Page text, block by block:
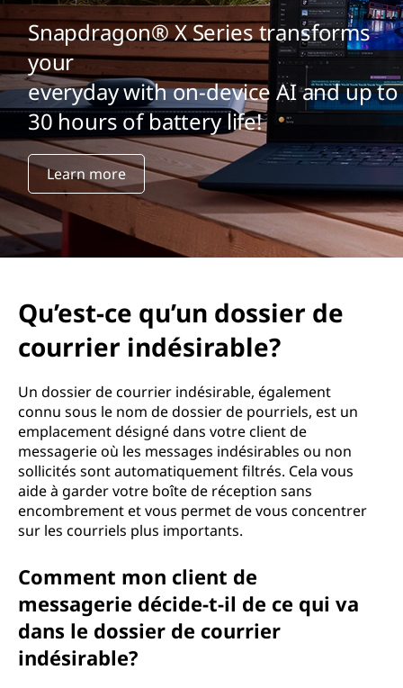
Snapdragon® X Series transforms
your
everyday with on-device AI and up to
30 hours of battery life!
Learn more
Qu’est-ce qu’un dossier de
courrier indésirable?
Un dossier de courrier indésirable, également
connu sous le nom de dossier de pourriels, est un
emplacement désigné dans votre client de
messagerie où les messages indésirables ou non
sollicités sont automatiquement filtrés. Cela vous
aide à garder votre boîte de réception sans
encombrement et vous permet de vous concentrer
sur les courriels plus importants.
Comment mon client de
messagerie décide-t-il de ce qui va
dans le dossier de courrier
indésirable?